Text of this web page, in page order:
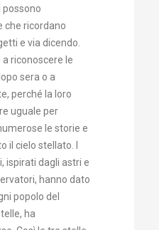
possono
che ricordano
e via dicendo.
riconoscere le
sera o a
perché la loro
uguale per
le storie e
il cielo stellato. I
ispirati dagli astri e
hanno dato
popolo del
ha